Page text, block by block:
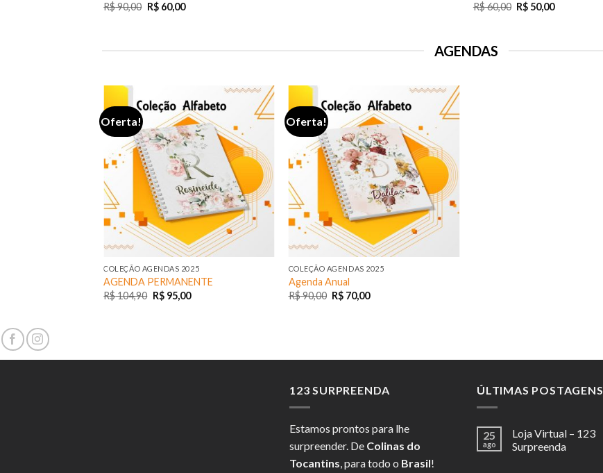
R$90,00 R$60,00
R$60,00 R$ 50,00
AGENDAS
Oferta!
COLEÇÃO AGENDAS 2025
AGENDA PERMANENTE
R$104,90 R$95,00
Oferta!
COLEÇÃO AGENDAS 2025
Agenda Anual
R$90,00 R$70,00
123 SURPREENDA
Estamos prontos para lhe
surpreender. De Colinas do
Tocantins, para todo o Brasil!
ÚLTIMAS POSTAGENS
25
ago
Loja Virtual – 123
Surpreenda